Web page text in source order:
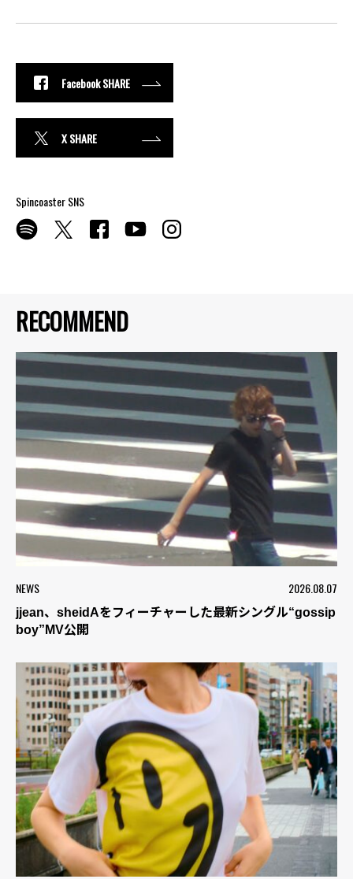
RECOMMEND
NEWS 2026.08.07
jjean、sheidAをフィーチャーした最新シングル“gossip
boy”MV公開
Facebook SHARE
X SHARE
Spincoaster SNS